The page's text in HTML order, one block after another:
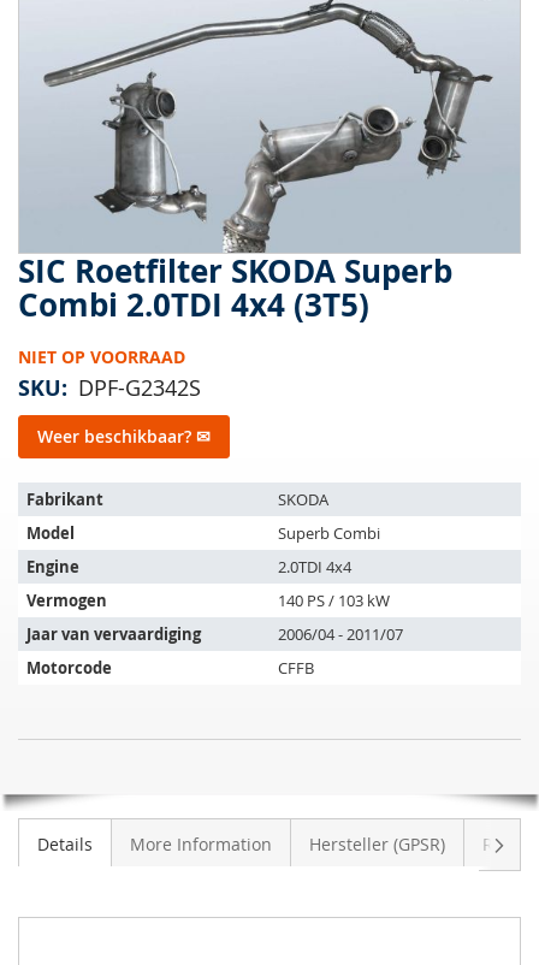
SIC Roetfilter SKODA Superb
Combi 2.0TDI 4x4 (3T5)
NIET OP VOORRAAD
SKU DPF-G2342S
Weer beschikbaar? ✉
Het
artikel
past
op
de
volgende
voertuigen:
Fabrikant
SKODA
Model
Superb Combi
Engine
2.0TDI 4x4
Vermogen
140 PS / 103 kW
Jaar van vervaardiging
2006/04 - 2011/07
Motorcode
CFFB
SKODA
Superb
Combi
VOORRAAD
afbeeldingen-
gallerij
Ga
naar
het
van
de
gallerij
Details More Information Hersteller (GPSR)